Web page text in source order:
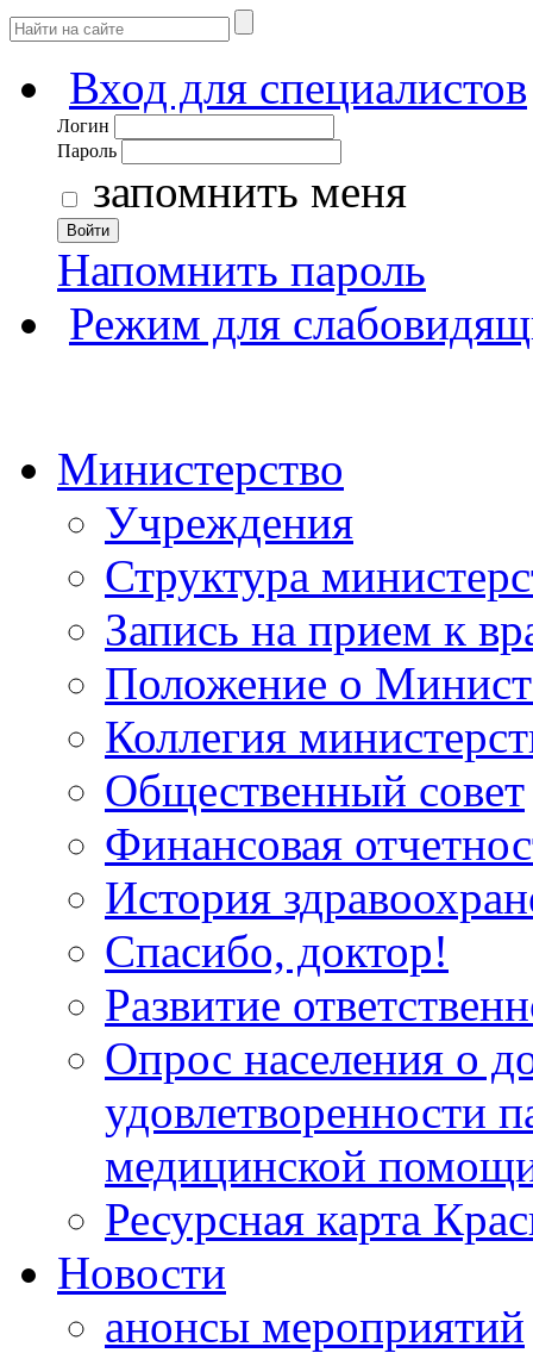
Вход для специалистов
Логин
Пароль
запомнить меня
Войти
Напомнить пароль
Режим для
Министерство
Учреждения
Структура
Запись на прием к
Положение о
Коллегия
Общественный совет
Финансовая
История
Спасибо, доктор!
Развитие
Опрос населения о
удовлетворенности
медицинской
Ресурсная карта
Новости
анонсы мероприятий